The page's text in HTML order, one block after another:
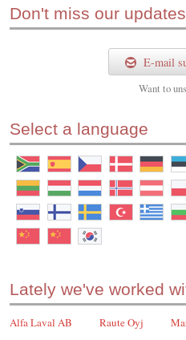
Don't miss our updates
E-mail
Want to
Select a language
Lately we've worked
Alfa Laval AB Raute Oyj